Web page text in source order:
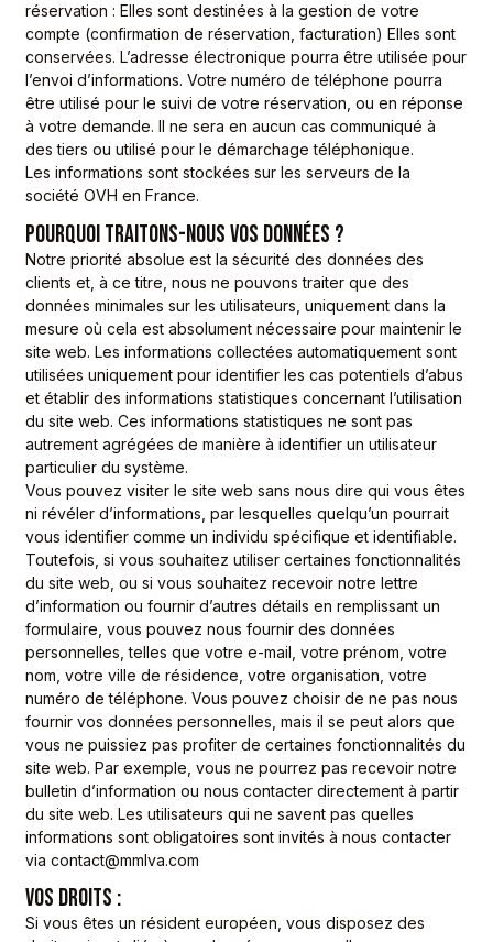
réservation : Elles sont destinées à la gestion de votre
compte (confirmation de réservation, facturation) Elles sont
conservées. L’adresse électronique pourra être utilisée pour
l’envoi d’informations. Votre numéro de téléphone pourra
être utilisé pour le suivi de votre réservation, ou en réponse
à votre demande. Il ne sera en aucun cas communiqué à
des tiers ou utilisé pour le démarchage téléphonique.
Les informations sont stockées sur les serveurs de la
société OVH en France.
POURQUOI TRAITONS-NOUS VOS DONNÉES ?
Notre priorité absolue est la sécurité des données des
clients et, à ce titre, nous ne pouvons traiter que des
données minimales sur les utilisateurs, uniquement dans la
mesure où cela est absolument nécessaire pour maintenir le
site web. Les informations collectées automatiquement sont
utilisées uniquement pour identifier les cas potentiels d’abus
et établir des informations statistiques concernant l’utilisation
du site web. Ces informations statistiques ne sont pas
autrement agrégées de manière à identifier un utilisateur
particulier du système.
Vous pouvez visiter le site web sans nous dire qui vous êtes
ni révéler d’informations, par lesquelles quelqu’un pourrait
vous identifier comme un individu spécifique et identifiable.
Toutefois, si vous souhaitez utiliser certaines fonctionnalités
du site web, ou si vous souhaitez recevoir notre lettre
d’information ou fournir d’autres détails en remplissant un
formulaire, vous pouvez nous fournir des données
personnelles, telles que votre e-mail, votre prénom, votre
nom, votre ville de résidence, votre organisation, votre
numéro de téléphone. Vous pouvez choisir de ne pas nous
fournir vos données personnelles, mais il se peut alors que
vous ne puissiez pas profiter de certaines fonctionnalités du
site web. Par exemple, vous ne pourrez pas recevoir notre
bulletin d’information ou nous contacter directement à partir
du site web. Les utilisateurs qui ne savent pas quelles
informations sont obligatoires sont invités à nous contacter
via contact@mmlva.com
VOS DROITS :
Si vous êtes un résident européen, vous disposez des